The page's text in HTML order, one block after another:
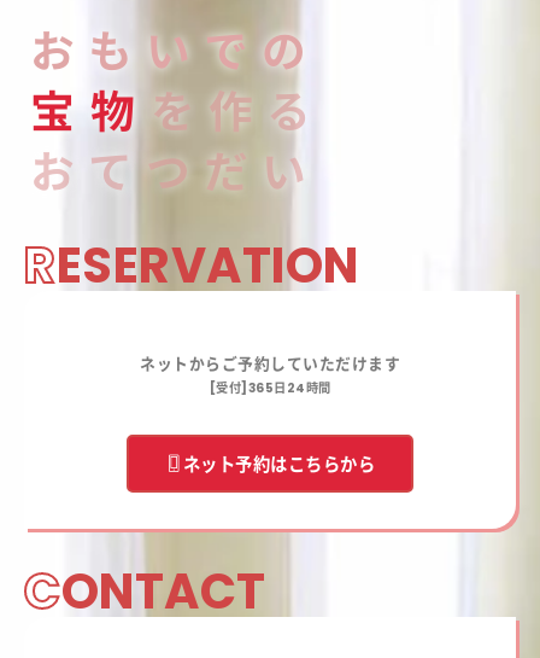
RESERVATION
ネットからご予約していただけます
[受付]365日24時間
ネット予約はこちらから
CONTACT
おもいでの
宝 物 を作る
おてつだい